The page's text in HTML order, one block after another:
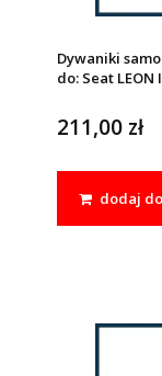
Dywaniki
do: Seat LEON
211,00 zł
dodaj